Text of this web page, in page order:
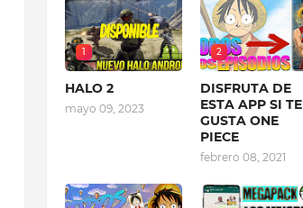
1
HALO 2
mayo 09, 2023
2
DISFRUTA DE
ESTA APP SI TE
GUSTA ONE
PIECE
febrero 08, 2021